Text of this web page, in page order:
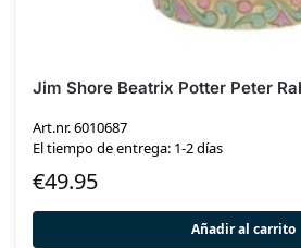
Jim Shore Beatrix Potter Peter
Art.nr. 6010687
El tiempo de entrega: 1-2 días
€49.95
Añadir al carrito